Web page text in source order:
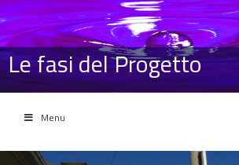
Le fasi del Progetto
Menu